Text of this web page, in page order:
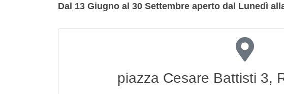
Dal 13 Giugno al 30 Settembre aperto dal Lunedì
piazza Cesare Battisti 3,